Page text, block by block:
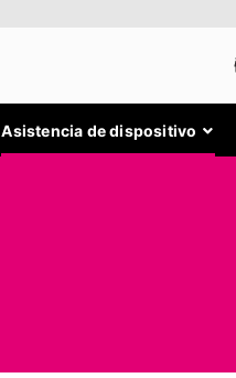
Asistencia de dispositivo